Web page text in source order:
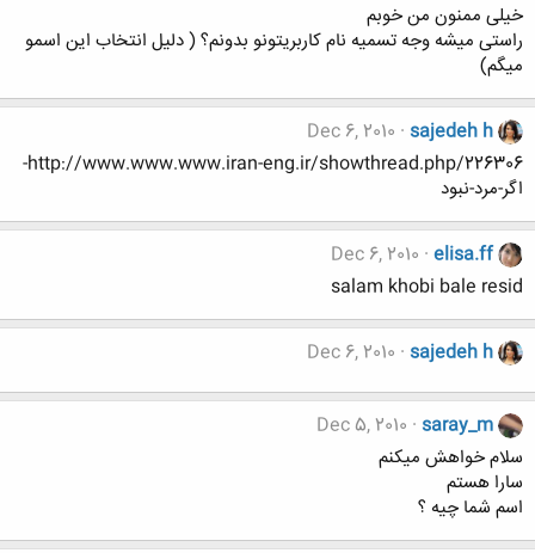
خیلی ممنون من خوبم
راستی میشه وجه تسمیه نام کاربریتونو بدونم؟ ( دلیل انتخاب این اسمو
میگم)
sajedeh h
Dec 6, 2010
http://www.www.www.iran-eng.ir/showthread.php/226306-
اگر-مرد-نبود
elisa.ff
Dec 6, 2010
salam khobi bale resid
sajedeh h
Dec 6, 2010
saray_m
Dec 5, 2010
سلام خواهش میکنم
سارا هستم
اسم شما چیه ؟